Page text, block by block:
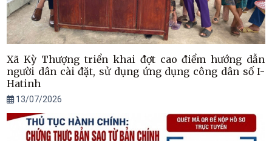
Xã Kỳ Thượng triển khai đợt cao điểm hướng dẫn
người dân cài đặt, sử dụng ứng dụng công dân số I-
Hatinh
13/07/2026